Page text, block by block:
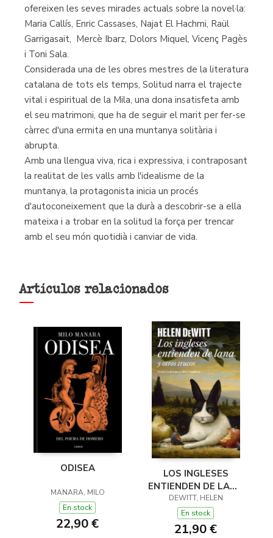
ofereixen les seves mirades actuals sobre la novel·la:
Maria Callís, Enric Cassases, Najat El Hachmi, Raül
Garrigasait, Mercè Ibarz, Dolors Miquel, Vicenç Pagès
i Toni Sala.
Considerada una de les obres mestres de la literatura
catalana de tots els temps, Solitud narra el trajecte
vital i espiritual de la Mila, una dona insatisfeta amb
el seu matrimoni, que ha de seguir el marit per fer-se
càrrec d'una ermita en una muntanya solitària i
abrupta.
Amb una llengua viva, rica i expressiva, i contraposant
la realitat de les valls amb l'idealisme de la
muntanya, la protagonista inicia un procés
d'autoconeixement que la durà a descobrir-se a ella
mateixa i a trobar en la solitud la força per trencar
amb el seu món quotidià i canviar de vida.
Artículos relacionados
ODISEA
MANARA, MILO
En stock
22,90 €
LOS INGLESES
ENTIENDEN DE LANA
(Y OTROS TRUCOS)
DEWITT, HELEN
En stock
21,90 €